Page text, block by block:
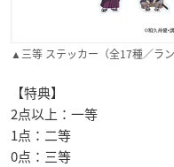
▲三等 ステッカー（全17種／ラン
【特典】
2点以上：一等
1点：二等
0点：三等